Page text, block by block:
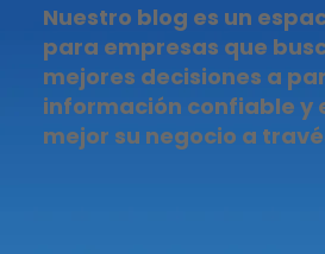
Nuestro blog es un
para empresas que
mejores decisiones a
información confiable y
mejor su negocio a